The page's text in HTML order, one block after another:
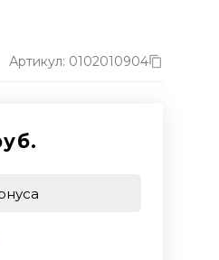
Артикул: 0102010904